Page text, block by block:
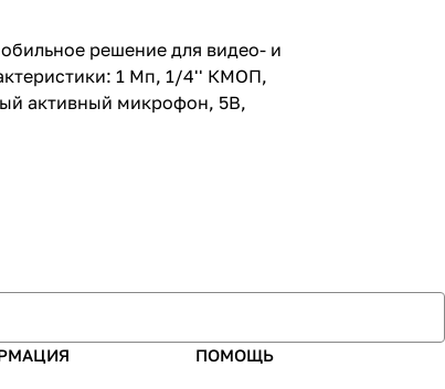
решение для видео- и
1 Мп, 1/4'' КМОП,
активный микрофон, 5В,
ПОМОЩЬ